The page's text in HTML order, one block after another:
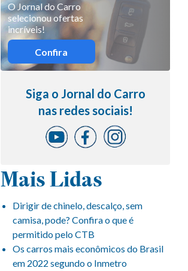
O Jornal do Carro
selecionou ofertas
incríveis!
Confira
Siga o Jornal do Carro
nas redes sociais!
Mais Lidas
Dirigir de chinelo, descalço, sem
camisa, pode? Confira o que é
permitido pelo CTB
Os carros mais econômicos do Brasil
em 2022 segundo o Inmetro